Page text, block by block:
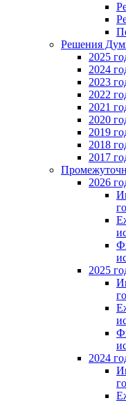
Решения
2025
2024
2023
2022
2021
2020
2019
2018
2017
2026
2025
2024